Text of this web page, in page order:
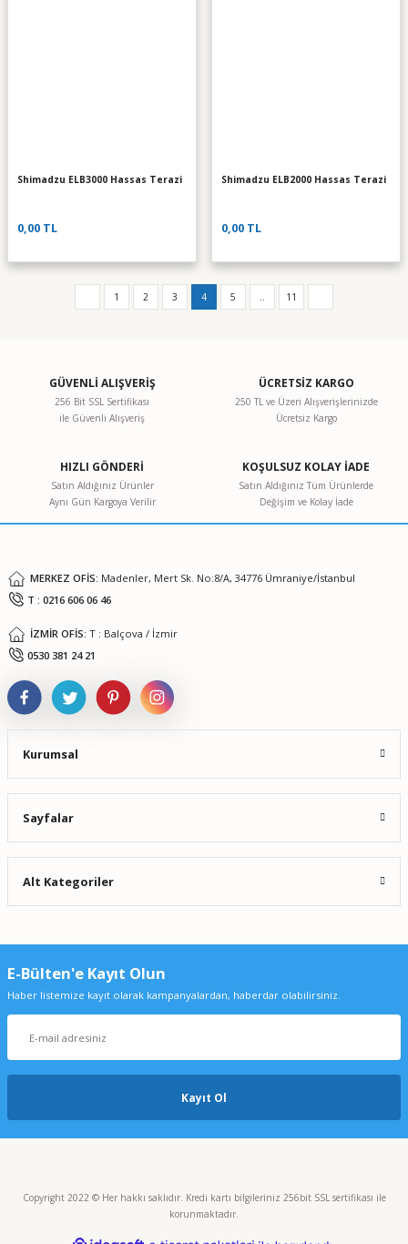
Shimadzu ELB3000 Hassas Terazi
0,00 TL
Shimadzu ELB2000 Hassas Terazi
0,00 TL
1 2 3 4 5 11
GÜVENLİ ALIŞVERİŞ
256 Bit SSL Sertifikası
ile Güvenli Alışveriş
ÜCRETSİZ KARGO
250 TL ve Üzeri Alışverişlerinizde
Ücretsiz Kargo
HIZLI GÖNDERİ
Satın Aldığınız Ürünler
Aynı Gün Kargoya Verilir
KOŞULSUZ KOLAY İADE
Satın Aldığınız Tüm Ürünlerde
Değişim ve Kolay İade
MERKEZ OFİS: Madenler, Mert Sk. No:8/A, 34776 Ümraniye/İstanbul
T : 0216 606 06 46
İZMİR OFİS: T : Balçova / İzmir
0530 381 24 21
Kurumsal
Sayfalar
Alt Kategoriler
E-Bülten'e Kayıt Olun
Haber listemize kayıt olarak kampanyalardan, haberdar olabilirsiniz.
Kayıt Ol
Copyright 2022 © Her hakkı saklıdır. Kredi kartı bilgileriniz 256bit SSL sertifikası ile
korunmaktadır.